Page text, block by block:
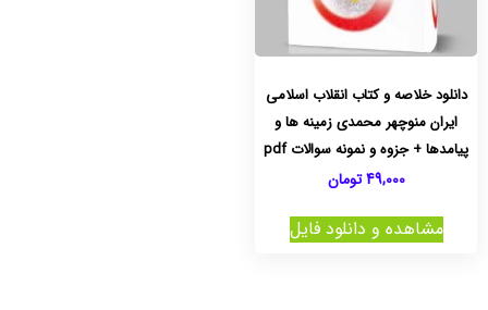
دانلود خلاصه و کتاب انقلاب اسلامی
ایران منوچهر محمدی زمینه ها و
پیامدها + جزوه و نمونه سوالات pdf
49,000 تومان
مشاهده و دانلود فایل